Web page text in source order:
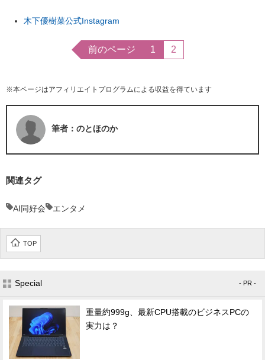
木下優樹菜公式Instagram
前のページ 1 2
※本ページはアフィリエイトプログラムによる収益を得ています
筆者：のとほのか
関連タグ
AI同好会 エンタメ
TOP
Special - PR -
重量約999g、最新CPU搭載のビジネスPCの
実力は？